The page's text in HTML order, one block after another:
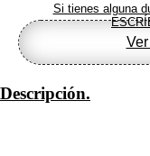
Si tienes alguna
Descripción.